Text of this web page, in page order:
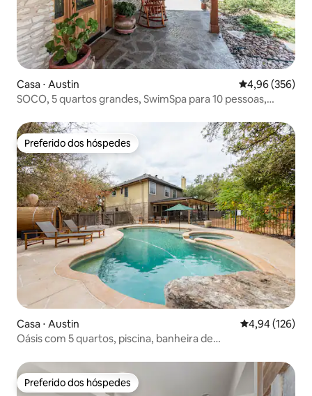
Casa ⋅ Austin 4,96 de uma
4,96 (356)
SOCO, 5 quartos grandes, SwimSpa para 10 pessoas,
Preferido dos hóspedes
Preferido dos hóspedes
Casa ⋅ Austin 4,94 de uma
4,94 (126)
Oásis com 5 quartos, piscina, banheira de
Preferido dos hóspedes
Preferido dos hóspedes